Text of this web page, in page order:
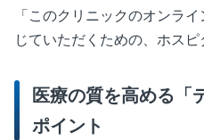
「このクリニックのオンラ
じていただくための、ホスピ
医療の質を高める「
ポイント